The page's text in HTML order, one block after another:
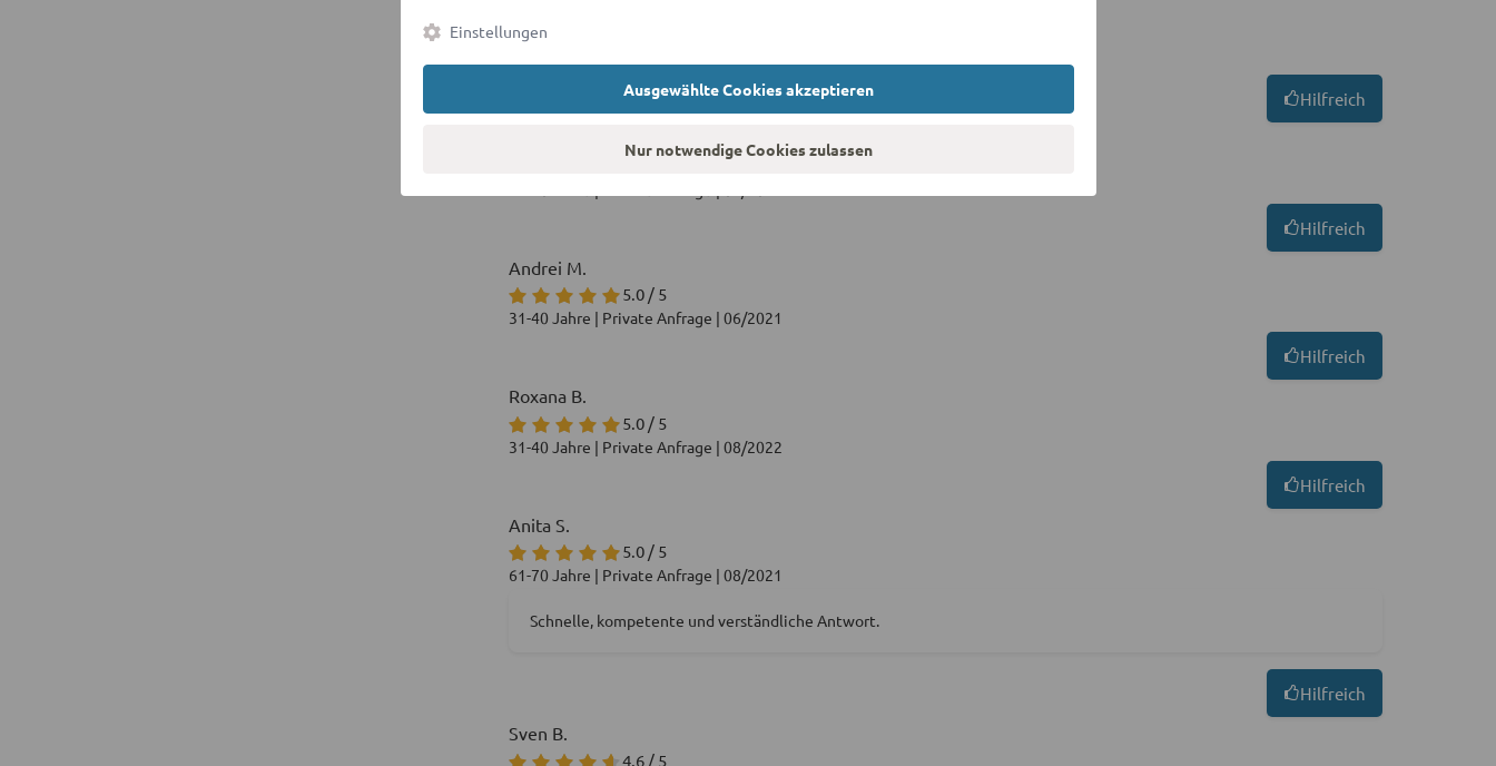
51-60 Jahre | Private Anfrage | 05/2021
Hilfreich
Hilfreich
Andrei M.
5.0 / 5
31-40 Jahre | Private Anfrage | 06/2021
Hilfreich
Roxana B.
5.0 / 5
31-40 Jahre | Private Anfrage | 08/2022
Hilfreich
Anita S.
5.0 / 5
61-70 Jahre | Private Anfrage | 08/2021
Schnelle, kompetente und verständliche Antwort.
Hilfreich
Sven B.
4.6 / 5
Einstellungen
Ausgewählte Cookies akzeptieren
Nur notwendige Cookies zulassen